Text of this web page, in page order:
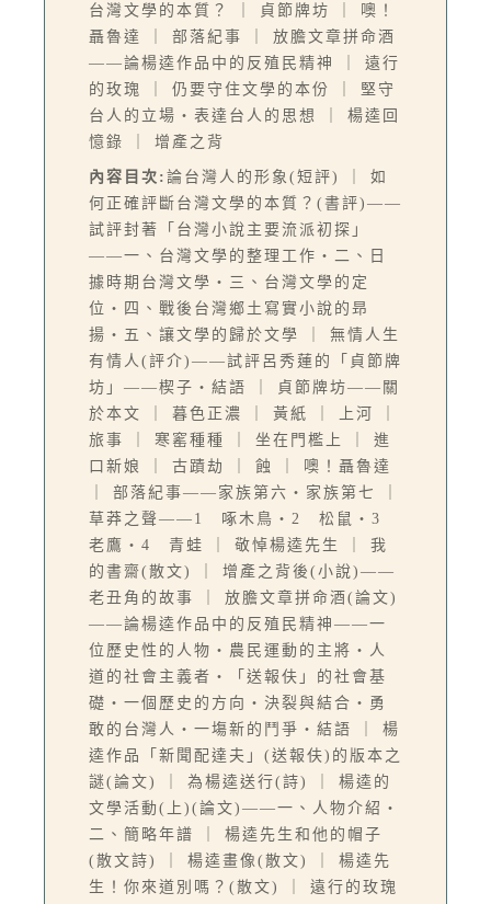
台灣文學的本質？ ｜ 貞節牌坊 ｜ 噢！
聶魯達 ｜ 部落紀事 ｜ 放膽文章拼命酒
——論楊逵作品中的反殖民精神 ｜ 遠行
的玫瑰 ｜ 仍要守住文學的本份 ｜ 堅守
台人的立場‧表達台人的思想 ｜ 楊逵回
憶錄 ｜ 增產之背
內容目次: 論台灣人的形象(短評) ｜ 如
何正確評斷台灣文學的本質？(書評)——
試評封著「台灣小說主要流派初探」
——一、台灣文學的整理工作‧二、日
據時期台灣文學‧三、台灣文學的定
位‧四、戰後台灣鄉土寫實小說的昻
揚‧五、讓文學的歸於文學 ｜ 無情人生
有情人(評介)——試評呂秀蓮的「貞節牌
坊」——楔子‧結語 ｜ 貞節牌坊——關
於本文 ｜ 暮色正濃 ｜ 黃紙 ｜ 上河 ｜
旅事 ｜ 寒窰種種 ｜ 坐在門檻上 ｜ 進
口新娘 ｜ 古蹟劫 ｜ 蝕 ｜ 噢！聶魯達
｜ 部落紀事——家族第六‧家族第七 ｜
草莽之聲——1 啄木鳥‧2 松鼠‧3
老鷹‧4 青蛙 ｜ 敬悼楊逵先生 ｜ 我
的書齋(散文) ｜ 增產之背後(小說)——
老丑角的故事 ｜ 放膽文章拼命酒(論文)
——論楊逵作品中的反殖民精神——一
位歷史性的人物‧農民運動的主將‧人
道的社會主義者‧「送報伕」的社會基
礎‧一個歷史的方向‧決裂與結合‧勇
敢的台灣人‧一塲新的鬥爭‧結語 ｜ 楊
逵作品「新聞配達夫」(送報伕)的版本之
謎(論文) ｜ 為楊逵送行(詩) ｜ 楊逵的
文學活動(上)(論文)——一、人物介紹‧
二、簡略年譜 ｜ 楊逵先生和他的帽子
(散文詩) ｜ 楊逵畫像(散文) ｜ 楊逵先
生！你來道別嗎？(散文) ｜ 遠行的玫瑰